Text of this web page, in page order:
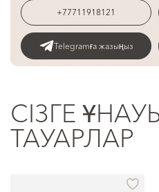
+77711918121
Telegramға жазыңыз
СІЗГЕ
ТАУАРЛАР